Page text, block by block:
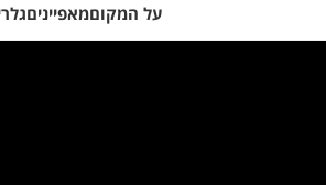
על המקוםמאפיינים